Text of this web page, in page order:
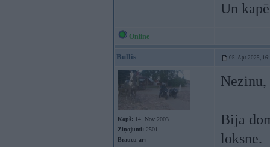
Un
Online
Bullis 05. Apr 2025,
Kopš: 14. Nov 2003
Ziņojumi: 2501
Braucu ar:
Bija
loksne.